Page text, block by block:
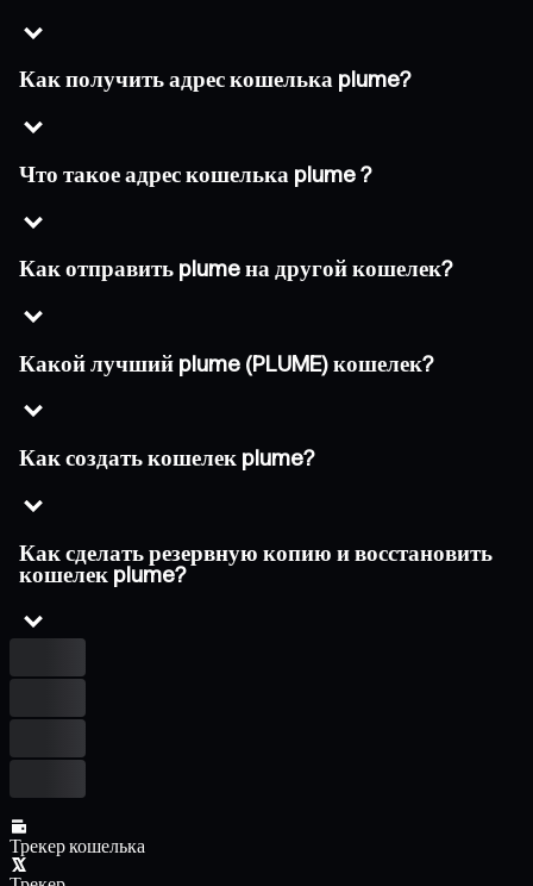
Как получить адрес кошелька plume?
Что такое адрес кошелька plume ?
Как отправить plume на другой кошелек?
Какой лучший plume (PLUME) кошелек?
Как создать кошелек plume?
Как сделать резервную копию и восстановить
кошелек plume?
Трекер кошелька